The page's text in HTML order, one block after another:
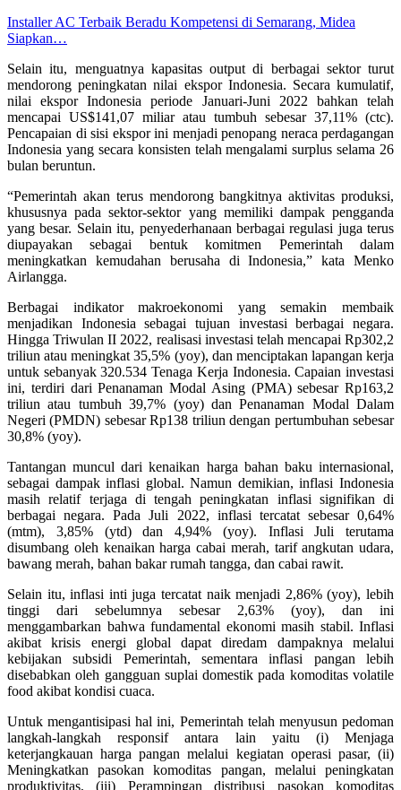
Installer AC Terbaik Beradu Kompetensi di Semarang, Midea
Siapkan…
Selain itu, menguatnya kapasitas output di berbagai sektor turut
mendorong peningkatan nilai ekspor Indonesia. Secara kumulatif,
nilai ekspor Indonesia periode Januari-Juni 2022 bahkan telah
mencapai US$141,07 miliar atau tumbuh sebesar 37,11% (ctc).
Pencapaian di sisi ekspor ini menjadi penopang neraca perdagangan
Indonesia yang secara konsisten telah mengalami surplus selama 26
bulan beruntun.
“Pemerintah akan terus mendorong bangkitnya aktivitas produksi,
khususnya pada sektor-sektor yang memiliki dampak pengganda
yang besar. Selain itu, penyederhanaan berbagai regulasi juga terus
diupayakan sebagai bentuk komitmen Pemerintah dalam
meningkatkan kemudahan berusaha di Indonesia,” kata Menko
Airlangga.
Berbagai indikator makroekonomi yang semakin membaik
menjadikan Indonesia sebagai tujuan investasi berbagai negara.
Hingga Triwulan II 2022, realisasi investasi telah mencapai Rp302,2
triliun atau meningkat 35,5% (yoy), dan menciptakan lapangan kerja
untuk sebanyak 320.534 Tenaga Kerja Indonesia. Capaian investasi
ini, terdiri dari Penanaman Modal Asing (PMA) sebesar Rp163,2
triliun atau tumbuh 39,7% (yoy) dan Penanaman Modal Dalam
Negeri (PMDN) sebesar Rp138 triliun dengan pertumbuhan sebesar
30,8% (yoy).
Tantangan muncul dari kenaikan harga bahan baku internasional,
sebagai dampak inflasi global. Namun demikian, inflasi Indonesia
masih relatif terjaga di tengah peningkatan inflasi signifikan di
berbagai negara. Pada Juli 2022, inflasi tercatat sebesar 0,64%
(mtm), 3,85% (ytd) dan 4,94% (yoy). Inflasi Juli terutama
disumbang oleh kenaikan harga cabai merah, tarif angkutan udara,
bawang merah, bahan bakar rumah tangga, dan cabai rawit.
Selain itu, inflasi inti juga tercatat naik menjadi 2,86% (yoy), lebih
tinggi dari sebelumnya sebesar 2,63% (yoy), dan ini
menggambarkan bahwa fundamental ekonomi masih stabil. Inflasi
akibat krisis energi global dapat diredam dampaknya melalui
kebijakan subsidi Pemerintah, sementara inflasi pangan lebih
disebabkan oleh gangguan suplai domestik pada komoditas volatile
food akibat kondisi cuaca.
Untuk mengantisipasi hal ini, Pemerintah telah menyusun pedoman
langkah-langkah responsif antara lain yaitu (i) Menjaga
keterjangkauan harga pangan melalui kegiatan operasi pasar, (ii)
Meningkatkan pasokan komoditas pangan, melalui peningkatan
produktivitas, (iii) Perampingan distribusi pasokan komoditas